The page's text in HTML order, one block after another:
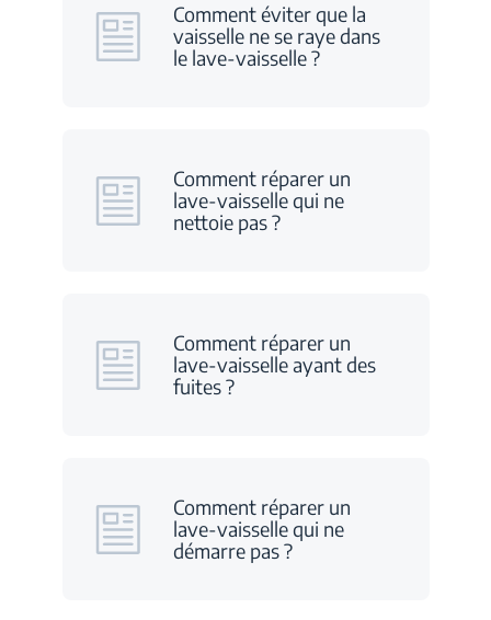
Comment éviter que la
vaisselle ne se raye dans
le lave-vaisselle ?
Comment réparer un
lave-vaisselle qui ne
nettoie pas ?
Comment réparer un
lave-vaisselle ayant des
fuites ?
Comment réparer un
lave-vaisselle qui ne
démarre pas ?